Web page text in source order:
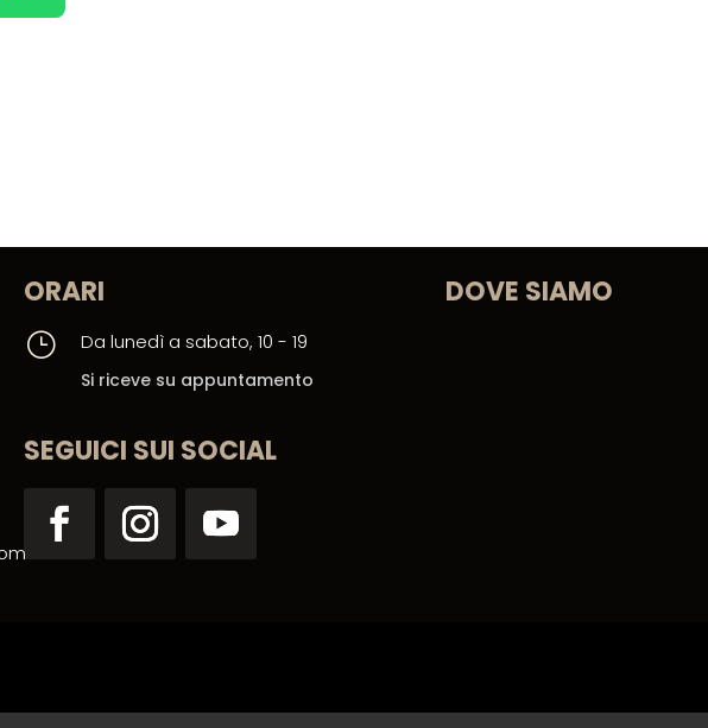
ORARI
} Da lunedì a sabato, 10 - 19
Si riceve su appuntamento
SEGUICI SUI SOCIAL
DOVE SIAMO